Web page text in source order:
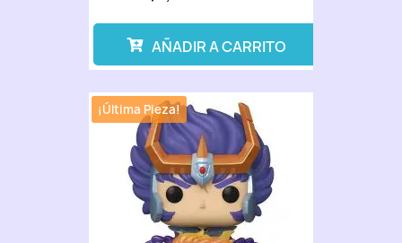
AÑADIR A CARRITO
¡Última Pieza!